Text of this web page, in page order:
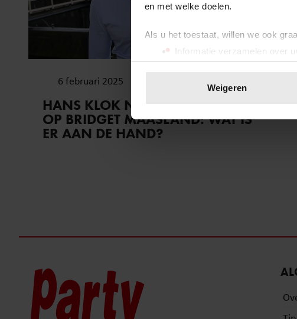
en met welke doelen.
Als u het toestaat, willen we ook
Informatie verzamelen over
Uw apparaat identificeren
toestemming op elk moment
We gebruiken cookies om content
websiteverkeer te analyseren. Ook
Weigeren
6 februari 2025
HANS KLOK NOG STEEDS BOOS
OP BRIDGET MAASLAND: WAT IS
ER AAN DE HAND?